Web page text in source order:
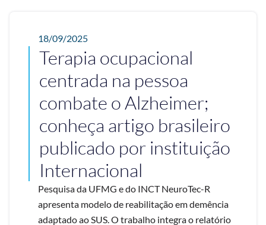
18/09/2025
Terapia ocupacional
centrada na pessoa
combate o Alzheimer;
conheça artigo brasileiro
publicado por instituição
Internacional
Pesquisa da UFMG e do INCT NeuroTec-R
apresenta modelo de reabilitação em demência
adaptado ao SUS. O trabalho integra o relatório